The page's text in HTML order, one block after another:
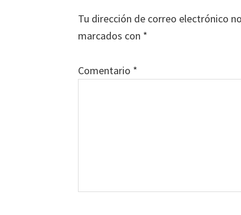
Tu dirección de correo electrónico
marcados con *
Comentario *